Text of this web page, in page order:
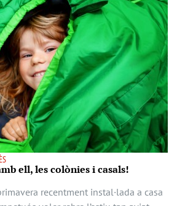
ell, les colònies i casals!
recentment instal·lada a casa